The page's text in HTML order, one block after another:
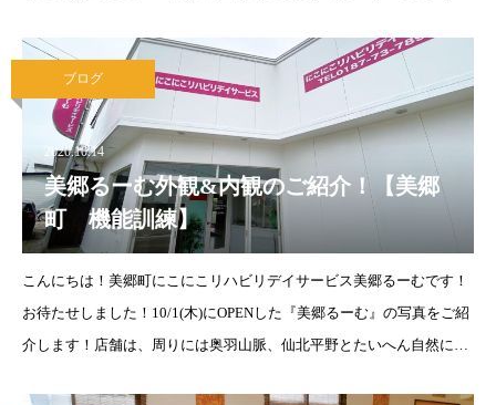
ルエンザやノロウイルスなど
ブログ
2020.10.14
美郷るーむ外観&内観のご紹介！【美郷
町 機能訓練】
こんにちは！美郷町にこにこリハビリデイサービス美郷るーむです！
お待たせしました！10/1(木)にOPENした『美郷るーむ』の写真をご紹
介します！店舗は、周りには奥羽山脈、仙北平野とたいへん自然に恵